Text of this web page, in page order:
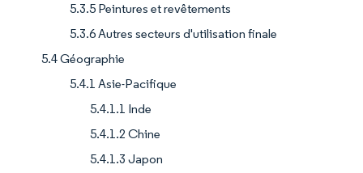
5.3.5 Peintures et revêtements
5.3.6 Autres secteurs d'utilisation finale
5.4 Géographie
5.4.1 Asie-Pacifique
5.4.1.1 Inde
5.4.1.2 Chine
5.4.1.3 Japon